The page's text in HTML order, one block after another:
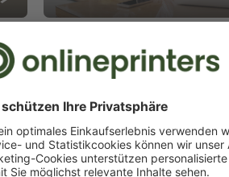
für
bieten Ihnen eine umfangreiche
Druckwünsche professionell